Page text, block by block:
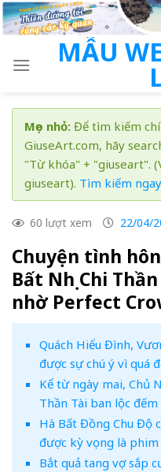
Skip
to
MẪU
Mẹo nhỏ: Để tìm kiếm
GiuseArt.com, hãy
"Từ khóa" + "giuseart".
giuseart). Tìm kiếm ngay
60 lượt xem 22/04/
Chuyện tình
Bất Nhị Chi
nhờ Perfect
Quách Hiểu Đình,
được sự chú ý vì quá
Kể từ ngày mai, Chủ
Thần Tài ban lộc
Hà Bất Đồng Chu Độ
được kỳ vọng là phim
Bắt quả tang vợ sắp